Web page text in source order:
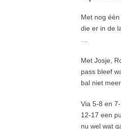
Met nog
die er in de
Met Josje,
pass bleef
bal niet
Via 5-8 en
12-17 een
nu wel wat